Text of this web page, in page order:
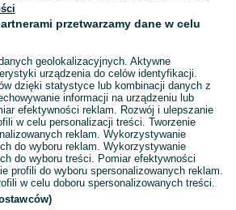
przetwarzamy dane w celu
geolokalizacyjnych. Aktywne
urządzenia do celów identyfikacji.
dzięki statystyce lub kombinacji danych z
informacji na urządzeniu lub
efektywności reklam. Rozwój i ulepszanie
w celu personalizacji treści. Tworzenie
reklam. Wykorzystywanie
do wyboru reklam. Wykorzystywanie
do wyboru treści. Pomiar efektywności
profili do wyboru spersonalizowanych reklam.
w celu doboru spersonalizowanych treści.